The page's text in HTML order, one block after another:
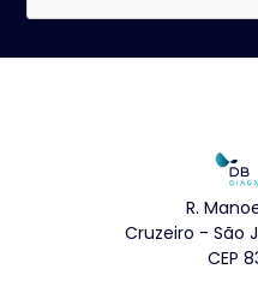
R.
Cruzeiro - São
CEP